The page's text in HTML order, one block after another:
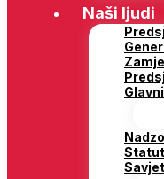
Naši ljudi